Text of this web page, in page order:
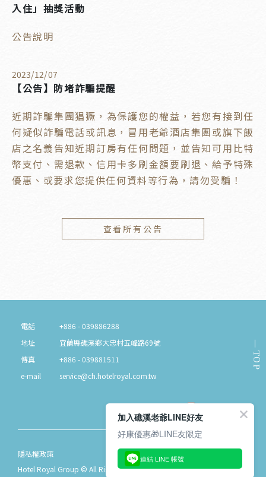
入住」抽獎活動
公告說明
2023/12/07
【公告】防堵詐騙提醒
近期詐騙集團猖獗，為保護您的權益，若您有接到任
何疑似詐騙電話或訊息，冒用老爺酒店集團或旗下飯
店之名義告知近期訂房有任何問題，並告知可用比特
幣支付、需退款、信用卡多刷金額要刷退、給予特殊
優惠、或要求您提供任何資料等行為，請勿受騙！
查看所有公告
TOP
電話
+886 - 039886288
地址
宜蘭縣礁溪鄉大忠村五峰路69號
傳真
+886 - 039881511
e-mail
service@ch.hotelroyal.com.tw
隱私權政策
Hotel Royal Group © All Rights Reserved.
加入礁溪老爺LINE好友
好康優惠🎁LINE友限定
連結 LINE 帳號